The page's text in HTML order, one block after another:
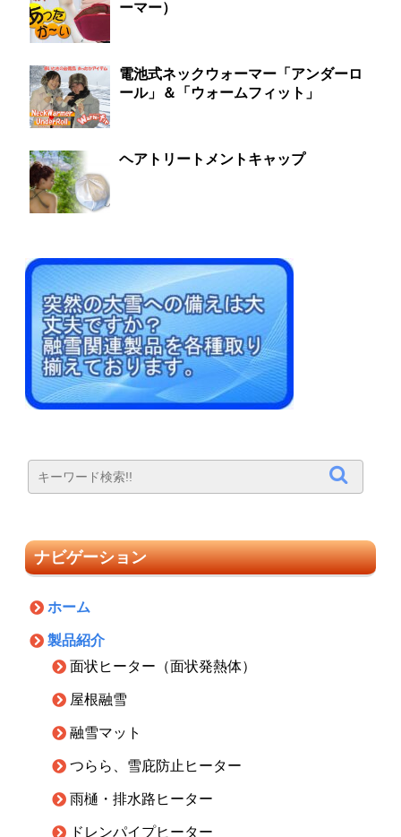
ーマー）
電池式ネックウォーマー「アンダーロ
ール」＆「ウォームフィット」
ヘアトリートメントキャップ
ナビゲーション
ホーム
製品紹介
面状ヒーター（面状発熱体）
屋根融雪
融雪マット
つらら、雪庇防止ヒーター
雨樋・排水路ヒーター
ドレンパイプヒーター